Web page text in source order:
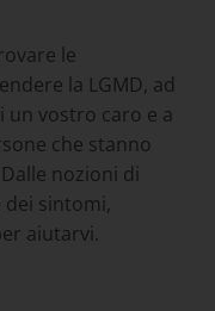
le
la LGMD, ad
vostro caro e a
che stanno
nozioni di
dei sintomi,
aiutarvi.